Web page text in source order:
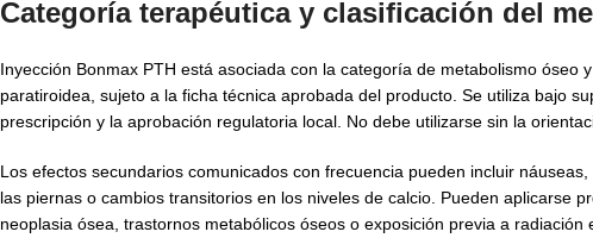
Categoría terapéutica y clasificación del
Inyección Bonmax PTH está asociada con la categoría de metabolismo
paratiroidea, sujeto a la ficha técnica aprobada del producto. Se utiliza bajo
prescripción y la aprobación regulatoria local. No debe utilizarse sin la
Los efectos secundarios comunicados con frecuencia pueden incluir
las piernas o cambios transitorios en los niveles de calcio. Pueden aplicarse
neoplasia ósea, trastornos metabólicos óseos o exposición previa a